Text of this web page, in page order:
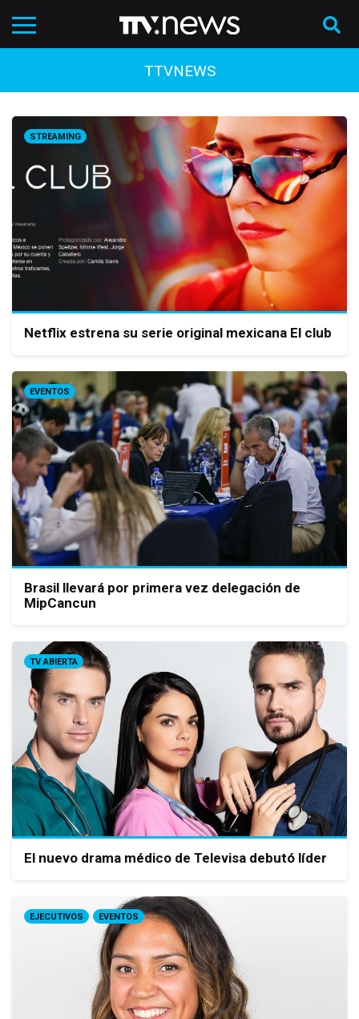
TTVNEWS
STREAMING
Netflix estrena su serie original mexicana El club
EVENTOS
Brasil llevará por primera vez delegación de
MipCancun
TV ABIERTA
El nuevo drama médico de Televisa debutó líder
EJECUTIVOS EVENTOS